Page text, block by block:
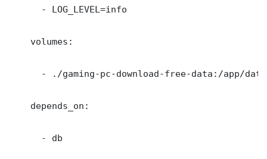
      - LOG_LEVEL=info
    volumes:
      - ./gaming-pc-download-free-data:/app/data
    depends_on:
      - db